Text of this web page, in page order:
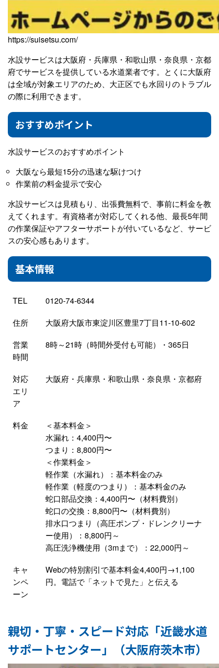
https://suisetsu.com/
水設サービスは大阪府・兵庫県・和歌山県・奈良県・京都
府でサービスを提供している水道業者です。とくに大阪府
は全域が対象エリアのため、大正区でも水回りのトラブル
の際に利用できます。
おすすめポイント
水設サービスのおすすめポイント
大阪なら最短15分の迅速な駆けつけ
作業前の料金提示で安心
水設サービスは見積もり、出張費無料で、事前に料金を教
えてくれます。有資格者が対応してくれる他、最長5年間
の作業保証やアフターサポートが付いているなど、サービ
スの安心感もあります。
基本情報
TEL
0120-74-6344
住所
大阪府大阪市東淀川区豊里7丁目11-10-602
営業
時間
8時～21時（時間外受付も可能）・365日
対応
エリ
ア
大阪府・兵庫県・和歌山県・奈良県・京都府
料金
＜基本料金＞
水漏れ：4,400円〜
つまり：8,800円〜
＜作業料金＞
軽作業（水漏れ）：基本料金のみ
軽作業（軽度のつまり）：基本料金のみ
蛇口部品交換：4,400円〜（材料費別）
蛇口の交換：8,800円〜（材料費別）
排水口つまり（高圧ポンプ・ドレンクリーナ
ー使用）：8,800円～
高圧洗浄機使用（3mまで）：22,000円～
キャ
ンペ
ーン
Webの特別割引で基本料金4,400円→1,100
円。電話で「ネットで見た」と伝える
親切・丁寧・スピード対応「近畿水道
サポートセンター」（大阪府茨木市）